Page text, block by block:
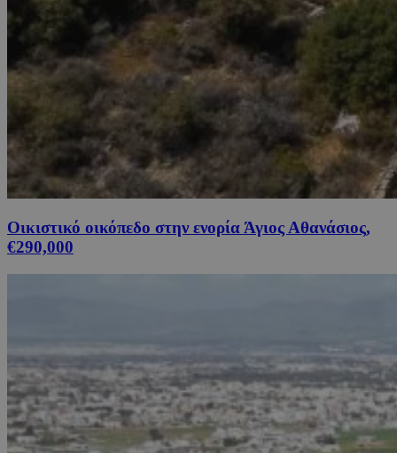
Οικιστικό οικόπεδο στην ενορία Άγιος Αθανάσιος,
€290,000